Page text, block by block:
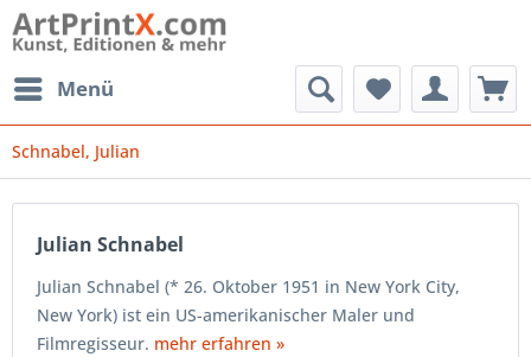
Menü
Schnabel, Julian
Julian Schnabel
Julian Schnabel (* 26. Oktober 1951 in New York City,
New York) ist ein US-amerikanischer Maler und
Filmregisseur. mehr erfahren »